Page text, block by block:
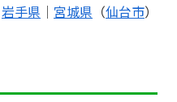
岩手県 ｜ 宮城県 （仙台市）